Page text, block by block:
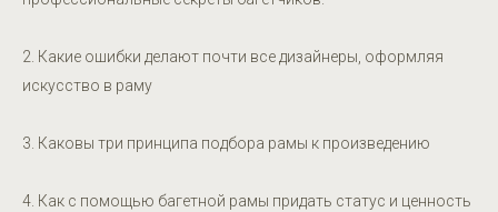
2. Какие ошибки делают почти все дизайнеры, оформляя
искусство в раму
3. Каковы три принципа подбора рамы к произведению
4. Как с помощью багетной рамы придать статус и ценность